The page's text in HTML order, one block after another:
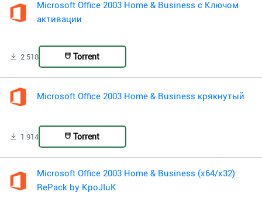
Microsoft Office 2003 Home & Business с Ключом
активации
2 518 Torrent
Microsoft Office 2003 Home & Business крякнутый
1 914 Torrent
Microsoft Office 2003 Home & Business (x64/x32)
RePack by KpoJIuK